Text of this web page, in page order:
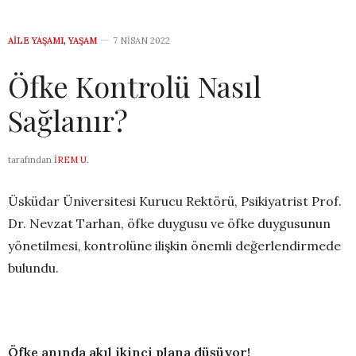
AILE YAŞAMI, YAŞAM 7 NISAN 2022
Öfke Kontrolü Nasıl
Sağlanır?
tarafından İREM U.
Üsküdar Üniversitesi Kurucu Rektörü, Psikiyatrist Prof.
Dr. Nevzat Tarhan, öfke duygusu ve öfke duygusunun
yönetilmesi, kontrolüne ilişkin önemli değerlendirmede
bulundu.
Öfke anında akıl ikinci plana düşüyor!